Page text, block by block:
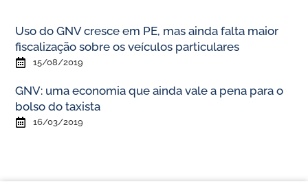
Uso do GNV cresce em PE, mas ainda falta maior
fiscalização sobre os veículos particulares
15/08/2019
GNV: uma economia que ainda vale a pena para o
bolso do taxista
16/03/2019